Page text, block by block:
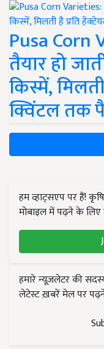
Pusa
तैयार हो
किस्में,
क्विंटल तक
हम व्हाट्सएप पर हैं!
मोबाइल में पढ़ने के लिए
हमारे न्यूज़लेटर की
लेटेस्ट ख़बरें मेल पर